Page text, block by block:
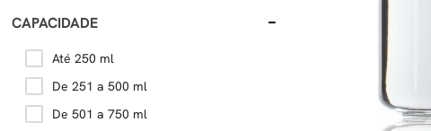
CAPACIDADE
Até 250 ml
De 251 a 500 ml
De 501 a 750 ml